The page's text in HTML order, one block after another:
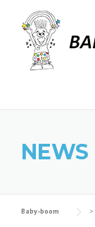
Skip to content
NEWS
Baby-boom >